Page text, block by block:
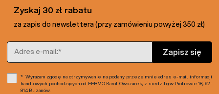
Zyskaj 30 zł rabatu
za zapis do newslettera (przy zamówieniu powyżej 350 zł)
Adres e-mail
Zapisz się
Wyrażam zgodę na otrzymywanie na podany przeze mnie adres e-mail informacji
handlowych pochodzących od FERMO Karol Owczarek, z siedzibą w Piotrowie 18, 62-
814 Blizanów.